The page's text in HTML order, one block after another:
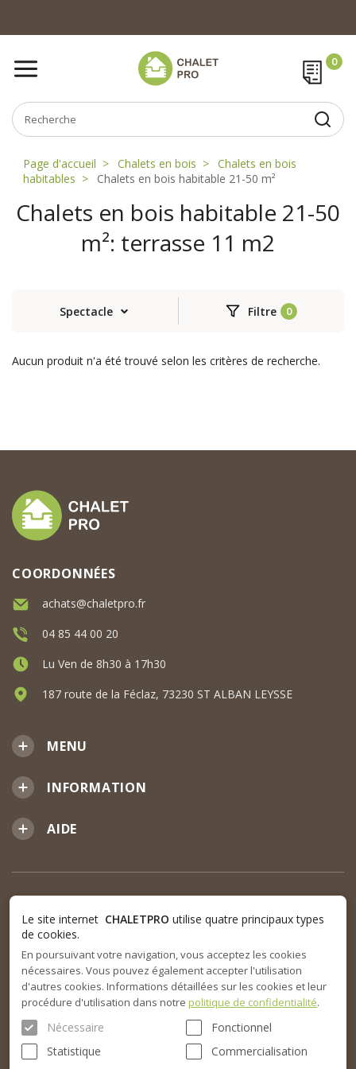
Page d'accueil Chalets en bois
Chalets en bois
habitables
Chalets en bois habitable 21-50 m²
Chalets en bois habitable 21-50
m²: terrasse 11 m2
Spectacle Filtre
Aucun produit n'a été trouvé selon les critères de recherche.
MENU
INFORMATION
AIDE
COORDONNÉES
achats@chaletpro.fr
04 85 44 00 20
Lu Ven de 8h30 à 17h30
187 route de la Féclaz, 73230 ST ALBAN LEYSSE
Le site internet CHALETPRO utilise quatre principaux types
de cookies.
En poursuivant votre navigation, vous acceptez les cookies
nécessaires. Vous pouvez également accepter l'utilisation
d'autres cookies. Informations détaillées sur les cookies et leur
procédure d'utilisation dans notre politique de confidentialité.
Nécessaire
Fonctionnel
Statistique
Commercialisation